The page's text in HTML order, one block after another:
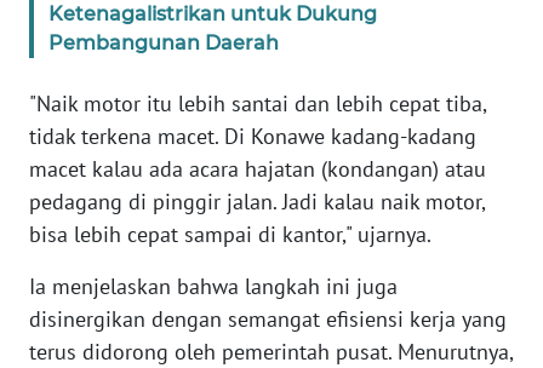
Ketenagalistrikan untuk Dukung
Pembangunan Daerah
"Naik motor itu lebih santai dan lebih cepat tiba,
tidak terkena macet. Di Konawe kadang-kadang
macet kalau ada acara hajatan (kondangan) atau
pedagang di pinggir jalan. Jadi kalau naik motor,
bisa lebih cepat sampai di kantor," ujarnya.
Ia menjelaskan bahwa langkah ini juga
disinergikan dengan semangat efisiensi kerja yang
terus didorong oleh pemerintah pusat. Menurutnya,
WN
WN
SULTRA
WN
WN
SULTENG